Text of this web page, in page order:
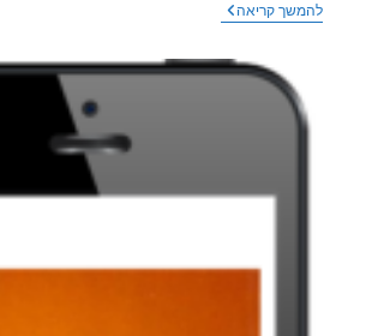
קריאהעוד
מקרינת
רדיו
מדווחים
בשגריריות